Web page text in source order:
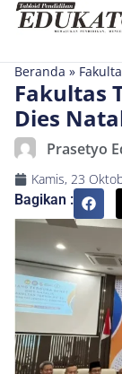
Beranda »
Fakultas
Dies
Prasetyo
Kamis, 23
Bagikan :